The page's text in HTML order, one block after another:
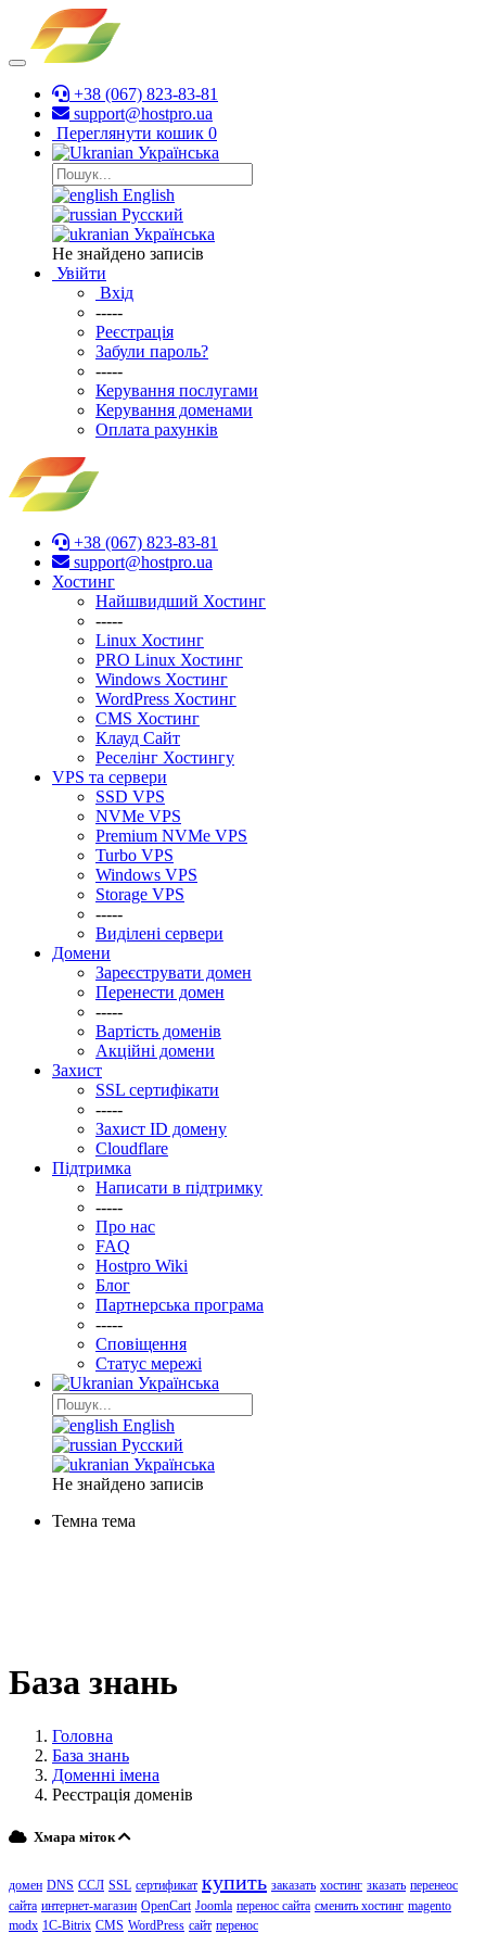
+38 (067) 823-83-81
support@hostpro.ua
Переглянути кошик 0
Українська
English
Русский
Українська
Не знайдено записів
Увійти
Вхід
-----
Реєстрація
Забули пароль?
-----
Керування послугами
Керування доменами
Оплата рахунків
+38 (067) 823-83-81
support@hostpro.ua
Хостинг
Найшвидший Хостинг
-----
Linux Хостинг
PRO Linux Хостинг
Windows Хостинг
WordPress Хостинг
CMS Хостинг
Клауд Сайт
Реселінг Хостингу
VPS та сервери
SSD VPS
NVMe VPS
Premium NVMe VPS
Turbo VPS
Windows VPS
Stоrage VPS
-----
Виділені сервери
Домени
Зареєструвати домен
Перенести домен
-----
Вартість доменів
Акційні домени
Захист
SSL сертифікати
-----
Захист ID домену
Clоudflare
Підтримка
Написати в підтримку
-----
Про нас
FAQ
Hostpro Wiki
Блог
Партнерська програма
-----
Сповіщення
Статус мережі
Українська
English
Русский
Українська
Не знайдено записів
Темна тема
База знань
Головна
База знань
Доменні імена
Реєстрація доменів
Хмара міток
домен DNS ССЛ SSL сертификат купить заказать хостинг зказать перенеос
сайта интернет-магазин OpenCart Joomla перенос сайта сменить хостинг magento
modx 1C-Bitrix CMS WordPress сайт перенос